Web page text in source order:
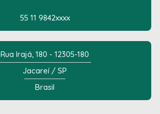
55 11 9842xxxx
Rua Irajá, 180 - 12305-180
Jacareí / SP
Brasil